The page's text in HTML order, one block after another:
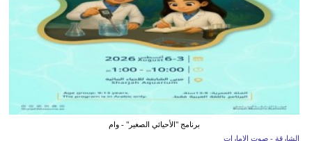
برنامج "الأحيائي الصغير" - وام
الشارقة - صوت الإمارات